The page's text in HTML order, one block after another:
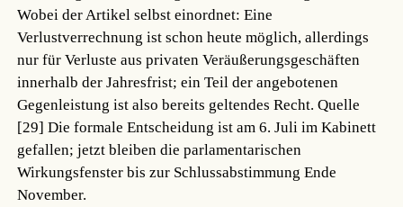
Wobei der Artikel selbst einordnet: Eine
Verlustverrechnung ist schon heute möglich, allerdings
nur für Verluste aus privaten Veräußerungsgeschäften
innerhalb der Jahresfrist; ein Teil der angebotenen
Gegenleistung ist also bereits geltendes Recht.Quelle
[29] Die formale Entscheidung ist am 6. Juli im Kabinett
gefallen; jetzt bleiben die parlamentarischen
Wirkungsfenster bis zur Schlussabstimmung Ende
November.